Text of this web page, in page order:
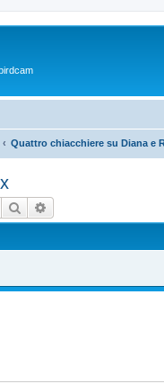
Quattro chiacchiere su Diana e
Cerca